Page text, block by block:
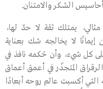
الشكر والامتنان.
يمتلك ثقة لا حدّ لها،
إيمانًا لا يخالجه شك بعناية
كل شيء، وأن حُكمه نافذ في
المتجذّر في أعمق أعماق
أكسبت عالم روحه أبعادًا